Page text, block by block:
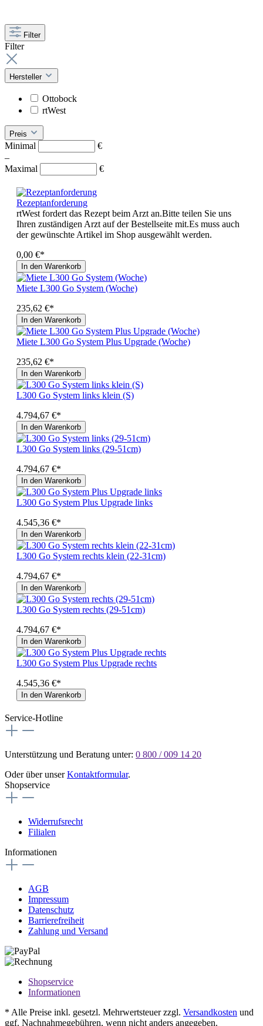
Filter
Filter
Hersteller
Ottobock
rtWest
Preis
Minimal
€
–
Maximal
€
Rezeptanforderung
rtWest fordert das Rezept beim Arzt an.Bitte teilen Sie uns
Ihren zuständigen Arzt auf der Bestellseite mit.Es muss auch
der gewünschte Artikel im Shop ausgewählt werden.
0,00 €*
In den Warenkorb
Miete L300 Go System (Woche)
235,62 €*
In den Warenkorb
Miete L300 Go System Plus Upgrade (Woche)
235,62 €*
In den Warenkorb
L300 Go System links klein (S)
4.794,67 €*
In den Warenkorb
L300 Go System links (29-51cm)
4.794,67 €*
In den Warenkorb
L300 Go System Plus Upgrade links
4.545,36 €*
In den Warenkorb
L300 Go System rechts klein (22-31cm)
4.794,67 €*
In den Warenkorb
L300 Go System rechts (29-51cm)
4.794,67 €*
In den Warenkorb
L300 Go System Plus Upgrade rechts
4.545,36 €*
In den Warenkorb
Service-Hotline
Unterstützung und Beratung unter: 0 800 / 009 14 20
Oder über unserKontaktformular.
Shopservice
Widerrufsrecht
Filialen
Informationen
AGB
Impressum
Datenschutz
Barrierefreiheit
Zahlung und Versand
Shopservice
Informationen
* Alle Preise inkl. gesetzl. Mehrwertsteuer zzgl. Versandkosten und
ggf. Nachnahmegebühren, wenn nicht anders angegeben.